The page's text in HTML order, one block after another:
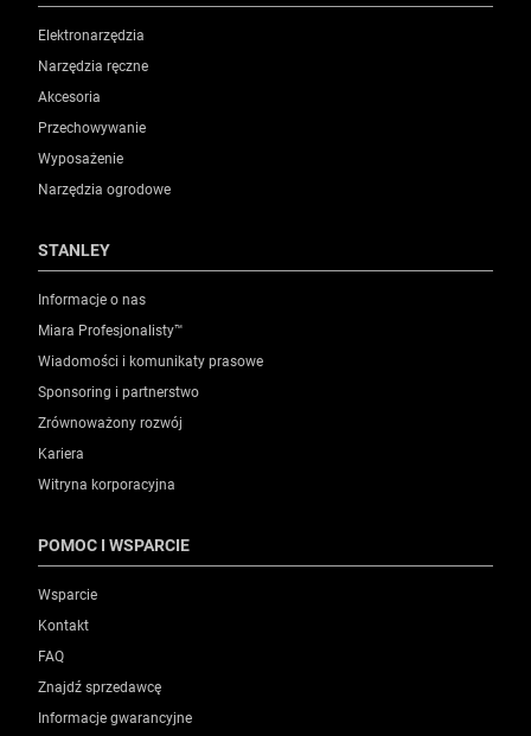
Elektronarzędzia
Narzędzia ręczne
Akcesoria
Przechowywanie
Wyposażenie
Narzędzia ogrodowe
STANLEY
Informacje o nas
Miara Profesjonalisty™
Wiadomości i komunikaty prasowe
Sponsoring i partnerstwo
Zrównoważony rozwój
Kariera
Witryna korporacyjna
POMOC I WSPARCIE
Wsparcie
Kontakt
FAQ
Znajdź sprzedawcę
Informacje gwarancyjne